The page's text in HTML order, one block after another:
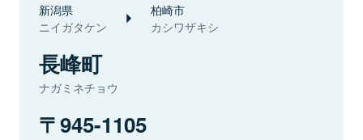
新潟県
ニイガタケン
柏崎市
カシワザキシ
長峰町
ナガミネチョウ
945-1105